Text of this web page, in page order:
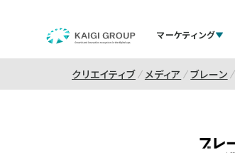
マーケティング
クリエイティブ メディア ブレーン